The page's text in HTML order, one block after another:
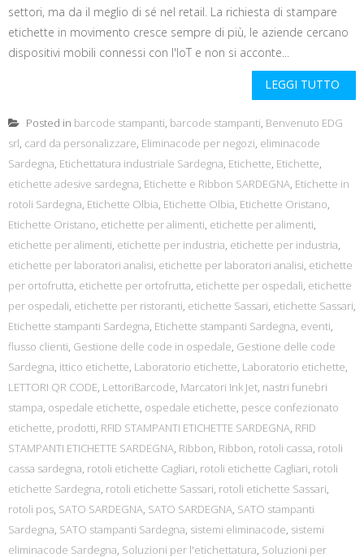
settori, ma da il meglio di sé nel retail. La richiesta di stampare
etichette in movimento cresce sempre di più, le aziende cercano
dispositivi mobili connessi con l'IoT e non si acconte...
LEGGI TUTTO
Posted in barcode stampanti, barcode stampanti, Benvenuto EDG
srl, card da personalizzare, Eliminacode per negozi, eliminacode
Sardegna, Etichettatura industriale Sardegna, Etichette, Etichette,
etichette adesive sardegna, Etichette e Ribbon SARDEGNA, Etichette in
rotoli Sardegna, Etichette Olbia, Etichette Olbia, Etichette Oristano,
Etichette Oristano, etichette per alimenti, etichette per alimenti,
etichette per alimenti, etichette per industria, etichette per industria,
etichette per laboratori analisi, etichette per laboratori analisi, etichette
per ortofrutta, etichette per ortofrutta, etichette per ospedali, etichette
per ospedali, etichette per ristoranti, etichette Sassari, etichette Sassari,
Etichette stampanti Sardegna, Etichette stampanti Sardegna, eventi,
flusso clienti, Gestione delle code in ospedale, Gestione delle code
Sardegna, ittico etichette, Laboratorio etichette, Laboratorio etichette,
LETTORI QR CODE, LettoriBarcode, Marcatori Ink Jet, nastri funebri
stampa, ospedale etichette, ospedale etichette, pesce confezionato
etichette, prodotti, RFID STAMPANTI ETICHETTE SARDEGNA, RFID
STAMPANTI ETICHETTE SARDEGNA, Ribbon, Ribbon, rotoli cassa, rotoli
cassa sardegna, rotoli etichette Cagliari, rotoli etichette Cagliari, rotoli
etichette Sardegna, rotoli etichette Sassari, rotoli etichette Sassari,
rotoli pos, SATO SARDEGNA, SATO SARDEGNA, SATO stampanti
Sardegna, SATO stampanti Sardegna, sistemi eliminacode, sistemi
eliminacode Sardegna, Soluzioni per l'etichettatura, Soluzioni per